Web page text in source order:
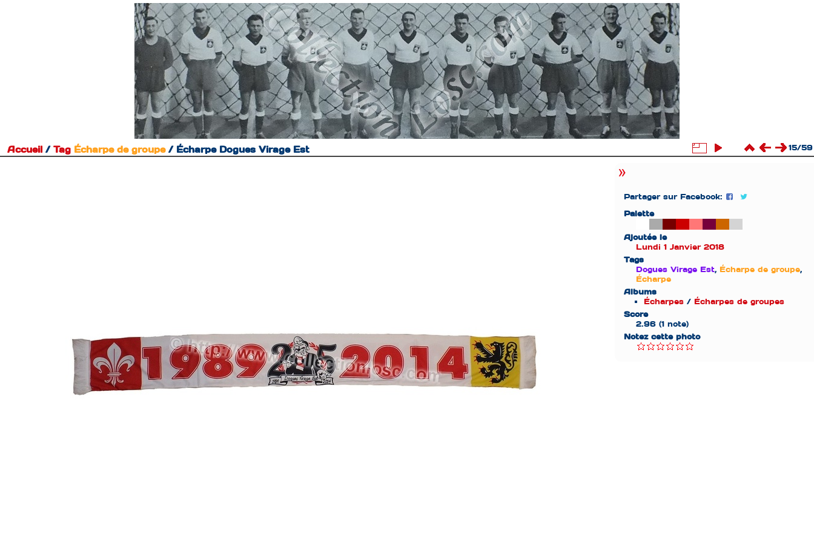
Accueil / Tag Écharpe de groupe/ Écharpe Dogues Virage Est 15/59
Partager sur Facebook:
Palette
Ajoutée le
Lundi 1 Janvier 2018
Tags
Dogues Virage Est, Écharpe de groupe,
Écharpe
Albums
Écharpes/ Écharpes de groupes
Score
2.96 (1 note)
Notez cette photo